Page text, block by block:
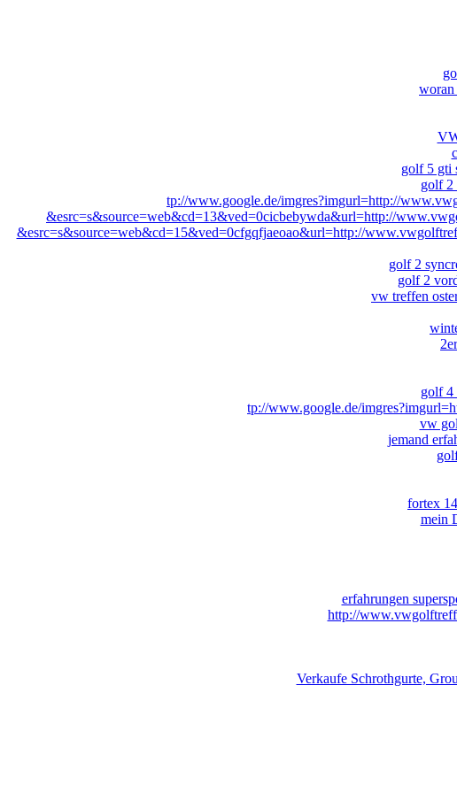
woran
golf 5 gti
golf 2
tp://www.google.de/imgres?imgurl=http://
&esrc=s&source=web&cd=13&ved=0cicbebywda&url=http://
&esrc=s&source=web&cd=15&ved=0cfgqfjaeoao&url=http://
golf 2
golf 2
vw treffen
golf 4
tp://www.google.de/
vw
jemand
fortex
mein
erfahrungen
http://
Verkaufe Schrothgurte,